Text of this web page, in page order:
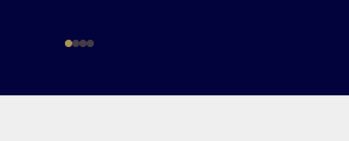
Naar artikel 1
Naar artikel 2
Naar artikel 3
Naar artikel 4